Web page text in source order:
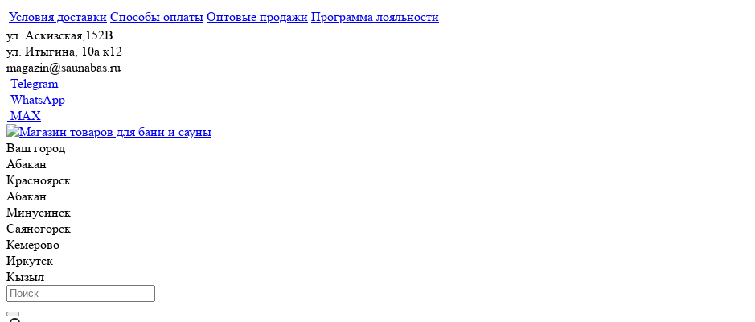
Условия доставки Способы оплаты Оптовые продажи Программа лояльности
ул. Аскизская,152В
ул. Итыгина, 10а к12
magazin@saunabas.ru
Telegram
WhatsApp
MAX
Ваш город
Абакан
Красноярск
Абакан
Минусинск
Саяногорск
Кемерово
Иркутск
Кызыл